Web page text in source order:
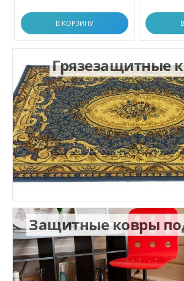
В КОРЗИНУ
Грязезащитные
Защитные ковры